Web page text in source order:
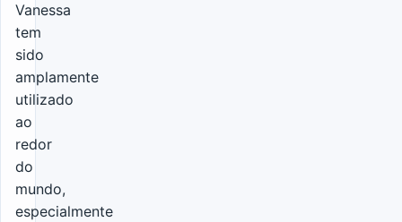
Vanessa
tem
sido
amplamente
utilizado
ao
redor
do
mundo,
especialmente